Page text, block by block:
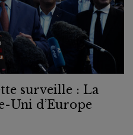
surveille : La
Uni d’Europe